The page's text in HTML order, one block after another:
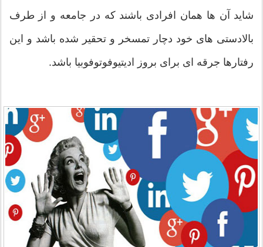
شاید آن ها همان افرادی باشند که در جامعه و از طرف
بالادستی های خود دچار تمسخر و تحقیر شده باشد و این
رفتارها جرقه ای برای بروز ادیتیوفوتوفوبیا باشد.